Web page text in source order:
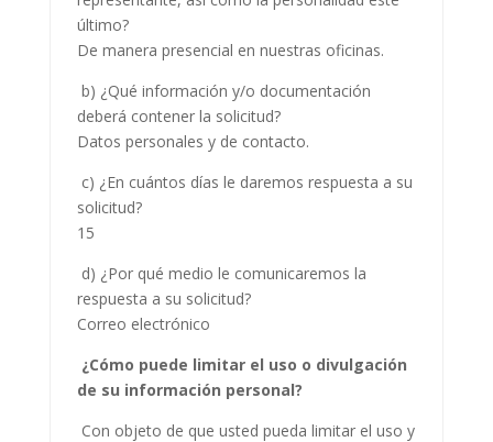
último?
De manera presencial en nuestras oficinas.
b) ¿Qué información y/o documentación
deberá contener la solicitud?
Datos personales y de contacto.
c) ¿En cuántos días le daremos respuesta a su
solicitud?
15
d) ¿Por qué medio le comunicaremos la
respuesta a su solicitud?
Correo electrónico
¿Cómo puede limitar el uso o divulgación
de su información personal?
Con objeto de que usted pueda limitar el uso y